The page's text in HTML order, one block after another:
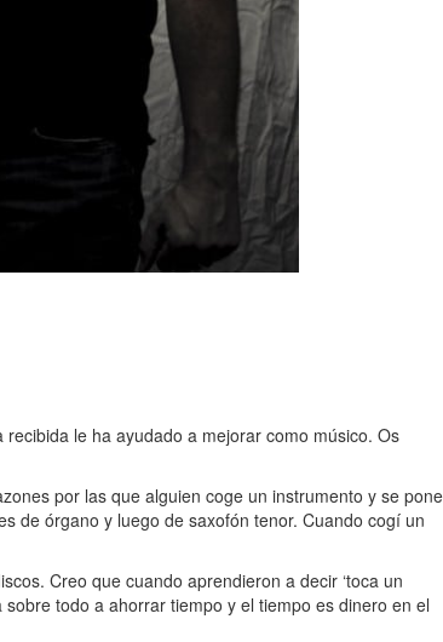
le ha ayudado a mejorar como músico. Os
por las que alguien coge un instrumento y se pone
de órgano y luego de saxofón tenor. Cuando cogí un
Creo que cuando aprendieron a decir ‘toca un
todo a ahorrar tiempo y el tiempo es dinero en el